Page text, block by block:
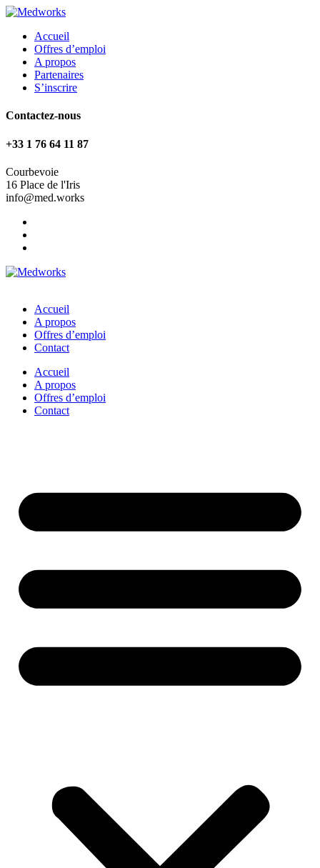
Accueil
Offres d’emploi
A propos
Partenaires
S’inscrire
Contactez-nous
+33 1 76 64 11 87
Courbevoie
16 Place de l'Iris
info@med.works
Accueil
A propos
Offres d’emploi
Contact
Accueil
A propos
Offres d’emploi
Contact